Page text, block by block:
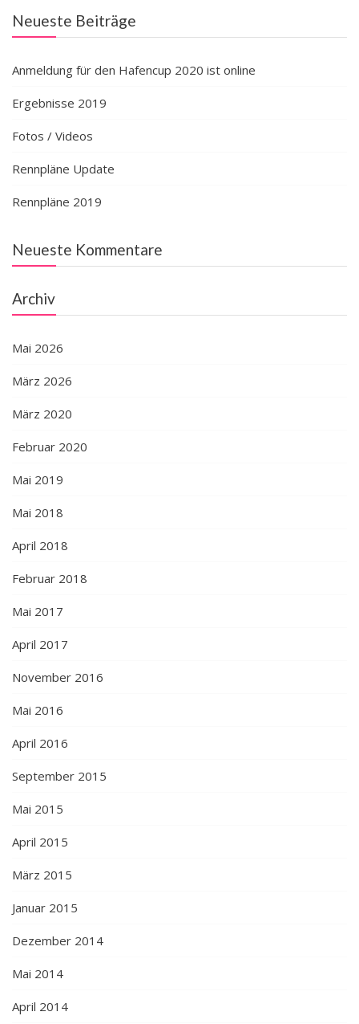
Neueste Beiträge
Anmeldung für den Hafencup 2020 ist online
Ergebnisse 2019
Fotos / Videos
Rennpläne Update
Rennpläne 2019
Neueste Kommentare
Archiv
Mai 2026
März 2026
März 2020
Februar 2020
Mai 2019
Mai 2018
April 2018
Februar 2018
Mai 2017
April 2017
November 2016
Mai 2016
April 2016
September 2015
Mai 2015
April 2015
März 2015
Januar 2015
Dezember 2014
Mai 2014
April 2014